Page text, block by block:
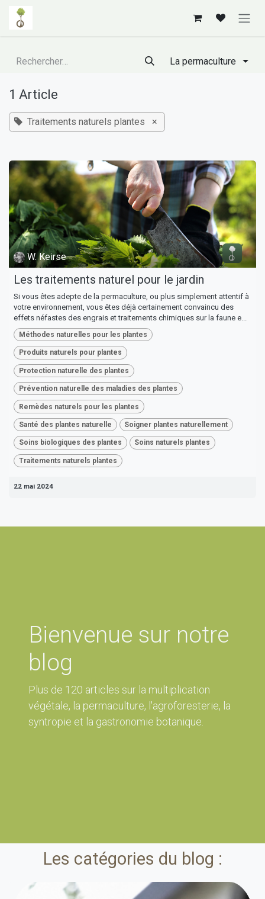
Se rendre au contenu
La permaculture
1 Article
Traitements naturels plantes ×
W. Keirse
Les traitements naturel pour le jardin
Si vous êtes adepte de la permaculture, ou plus simplement attentif à
votre environnement, vous êtes déjà certainement convaincu des
effets néfastes des engrais et traitements chimiques sur la faune e...
Méthodes naturelles pour les plantes
Produits naturels pour plantes
Protection naturelle des plantes
Prévention naturelle des maladies des plantes
Remèdes naturels pour les plantes
Santé des plantes naturelle Soigner plantes naturellement
Soins biologiques des plantes Soins naturels plantes
Traitements naturels plantes
22 mai 2024
Bienvenue sur notre
blog
Plus de 120 articles sur la multiplication
végétale, la permaculture, l'agroforesterie, la
syntropie et la gastronomie botanique.
Les catégories du blog :